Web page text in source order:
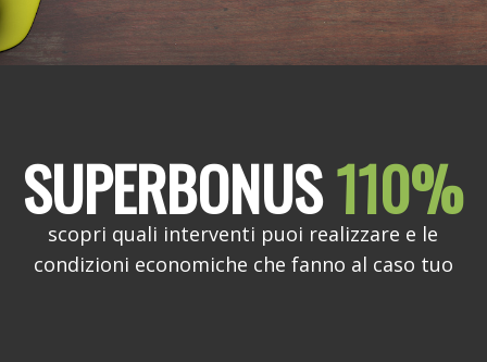
SUPERBONUS110%
scopri quali interventi puoi realizzare e le
condizioni economiche che fanno al caso tuo